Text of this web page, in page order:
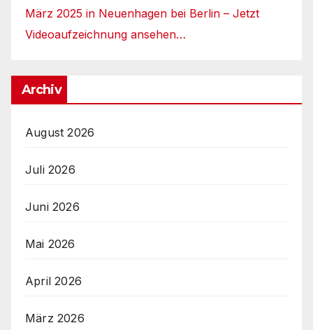
März 2025 in Neuenhagen bei Berlin – Jetzt
Videoaufzeichnung ansehen…
Archiv
August 2026
Juli 2026
Juni 2026
Mai 2026
April 2026
März 2026